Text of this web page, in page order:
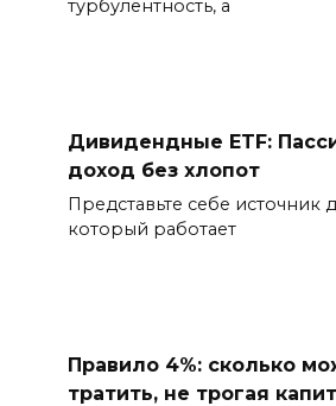
турбулентность, а
Дивидендные ETF:
доход без хлопот
Представьте себе источник
который работает
Правило 4%: сколько
тратить, не трогая